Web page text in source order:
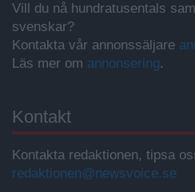
Vill du nå hundratusentals
svenskar?
Kontakta vår annonssäljare
Läs mer om annonsering.
Kontakt
Kontakta redaktionen, tipsa
redaktionen@newsvoice.se